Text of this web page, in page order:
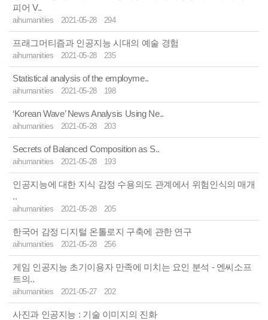
피어 V..
aihumanities 2021-05-28 294
프래그머티즘과 인공지능 시대의 예술 경험
aihumanities 2021-05-28 235
Statistical analysis of the employme..
aihumanities 2021-05-28 198
‘Korean Wave’ News Analysis Using Ne..
aihumanities 2021-05-28 203
Secrets of Balanced Composition as S..
aihumanities 2021-05-28 193
인공지능에 대한 지식 감정 수용의도 관계에서 위험인식의 매개
..
aihumanities 2021-05-28 205
한국어 감정 디지털 온톨로지 구축에 관한 연구
aihumanities 2021-05-28 256
게임 인공지능 초기이용자 만족에 미치는 요인 분석 - 엔씨소프
트의..
aihumanities 2021-05-27 202
사진과 인공지능 : 기술 이미지의 진화